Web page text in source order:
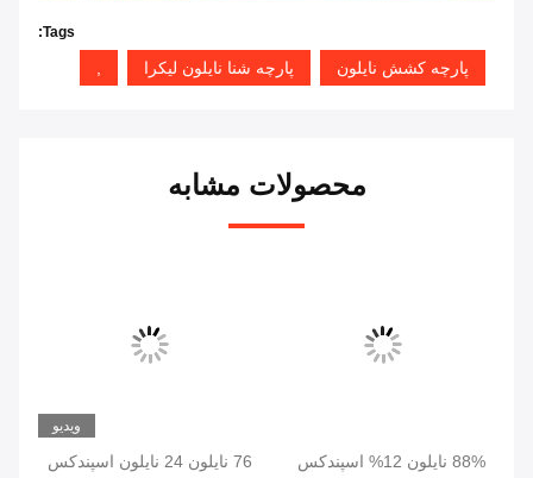
Tags:
پارچه کشش نایلون پارچه شنا نایلون لیکرا ,
محصولات مشابه
88% نایلون 12% اسپندکس
ویدیو
76 نایلون 24 نایلون اسپندکس